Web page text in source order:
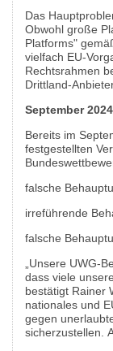
Das
Obwohl große
Platforms"
vielfach EU-
Rechtsrahmen
Drittland-
September
Bereits im
festgestellten
falsche
irreführende
falsche
„Unsere UWG-
dass viele
bestätigt Rainer
nationales und
gegen
sicherzustellen.